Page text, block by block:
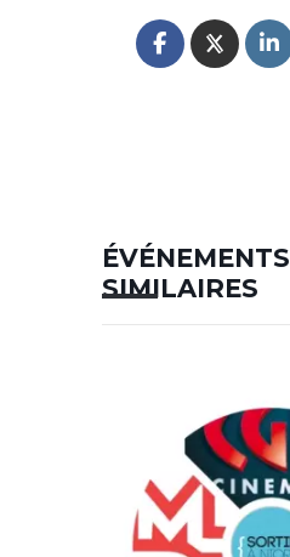
ÉVÉNEMENTS
SIMILAIRES